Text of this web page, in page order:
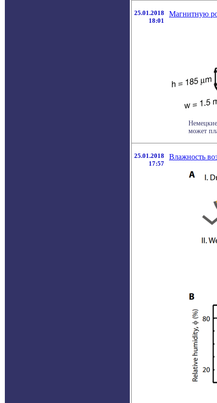
25.01.2018
18:01
Магнитную
может
25.01.2018
17:57
Влажность